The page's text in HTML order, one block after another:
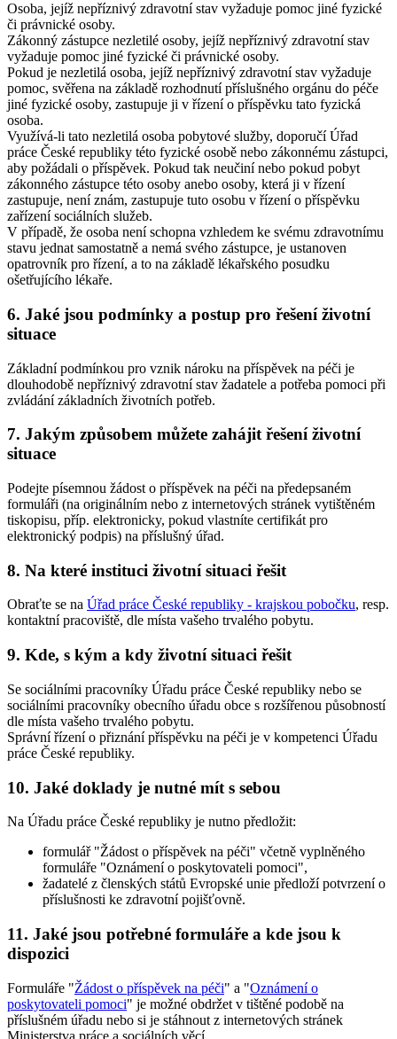
Osoba, jejíž nepříznivý zdravotní stav vyžaduje pomoc jiné fyzické
či právnické osoby.
Zákonný zástupce nezletilé osoby, jejíž nepříznivý zdravotní stav
vyžaduje pomoc jiné fyzické či právnické osoby.
Pokud je nezletilá osoba, jejíž nepříznivý zdravotní stav vyžaduje
pomoc, svěřena na základě rozhodnutí příslušného orgánu do péče
jiné fyzické osoby, zastupuje ji v řízení o příspěvku tato fyzická
osoba.
Využívá-li tato nezletilá osoba pobytové služby, doporučí Úřad
práce České republiky této fyzické osobě nebo zákonnému zástupci,
aby požádali o příspěvek. Pokud tak neučiní nebo pokud pobyt
zákonného zástupce této osoby anebo osoby, která ji v řízení
zastupuje, není znám, zastupuje tuto osobu v řízení o příspěvku
zařízení sociálních služeb.
V případě, že osoba není schopna vzhledem ke svému zdravotnímu
stavu jednat samostatně a nemá svého zástupce, je ustanoven
opatrovník pro řízení, a to na základě lékařského posudku
ošetřujícího lékaře.
6. Jaké jsou podmínky a postup pro řešení životní
situace
Základní podmínkou pro vznik nároku na příspěvek na péči je
dlouhodobě nepříznivý zdravotní stav žadatele a potřeba pomoci při
zvládání základních životních potřeb.
7. Jakým způsobem můžete zahájit řešení životní
situace
Podejte písemnou žádost o příspěvek na péči na předepsaném
formuláři (na originálním nebo z internetových stránek vytištěném
tiskopisu, příp. elektronicky, pokud vlastníte certifikát pro
elektronický podpis) na příslušný úřad.
8. Na které instituci životní situaci řešit
Obraťte se na Úřad práce České republiky - krajskou pobočku, resp.
kontaktní pracoviště, dle místa vašeho trvalého pobytu.
9. Kde, s kým a kdy životní situaci řešit
Se sociálními pracovníky Úřadu práce České republiky nebo se
sociálními pracovníky obecního úřadu obce s rozšířenou působností
dle místa vašeho trvalého pobytu.
Správní řízení o přiznání příspěvku na péči je v kompetenci Úřadu
práce České republiky.
10. Jaké doklady je nutné mít s sebou
Na Úřadu práce České republiky je nutno předložit:
formulář "Žádost o příspěvek na péči" včetně vyplněného
formuláře "Oznámení o poskytovateli pomoci",
žadatelé z členských států Evropské unie předloží potvrzení o
příslušnosti ke zdravotní pojišťovně.
11. Jaké jsou potřebné formuláře a kde jsou k
dispozici
Formuláře "Žádost o příspěvek na péči" a "Oznámení o
poskytovateli pomoci" je možné obdržet v tištěné podobě na
příslušném úřadu nebo si je stáhnout z internetových stránek
Ministerstva práce a sociálních věcí.